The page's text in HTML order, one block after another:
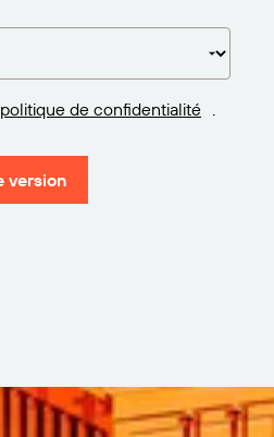
politique de confidentialité
version